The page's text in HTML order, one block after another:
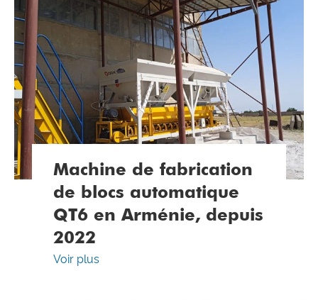
Machine de fabrication
de blocs automatique
QT6 en Arménie, depuis
2022
Voir plus